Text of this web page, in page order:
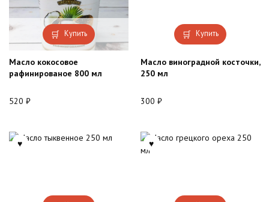
Купить
Масло кокосовое
рафинированое 800 мл
520 ₽
Купить
Масло виноградной косточки,
250 мл
300 ₽